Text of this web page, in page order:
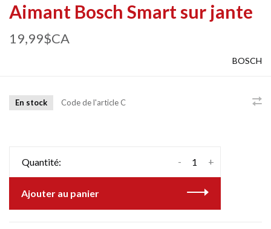
Aimant Bosch Smart sur jante
19,99$CA
BOSCH
En stock Code de l'article C
Quantité: +
-
Ajouter au panier